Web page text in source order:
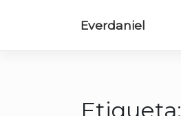
Everdaniel
Etiqueta: